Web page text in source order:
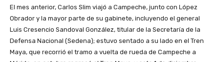
El mes anterior, Carlos Slim viajó a Campeche, junto con López
Obrador y la mayor parte de su gabinete, incluyendo el general
Luis Cresencio Sandoval González, titular de la Secretaría de la
Defensa Nacional (Sedena); estuvo sentado a su lado en el Tren
Maya, que recorrió el tramo a vuelta de rueda de Campeche a